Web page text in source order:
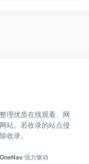
理优质在线观看、网
站。若收录的站点侵
收录。
OneNav 强力驱动